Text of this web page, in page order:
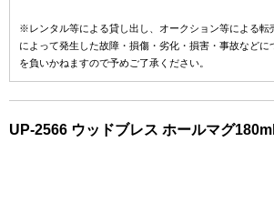
※レンタル等による貸し出し、オークション等による転
によって発生した故障・損傷・劣化・損害・事故などに
を負いかねますので予めご了承ください。
UP-2566 ウッドブレス ホールマグ180ml